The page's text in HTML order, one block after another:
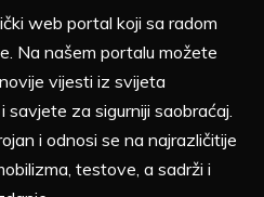
web portal koji sa radom
Na našem portalu možete
vijesti iz svijeta
za sigurniji saobraćaj.
i odnosi se na najrazličitije
testove, a sadrži i